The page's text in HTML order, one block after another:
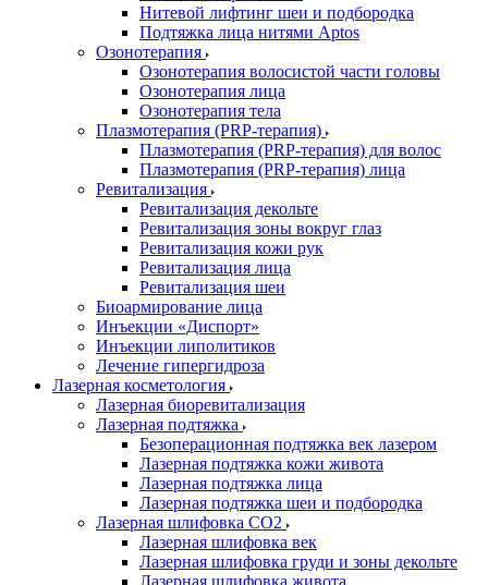
Нитевой лифтинг шеи и подбородка
Подтяжка лица нитями Aptos
Озонотерапия
Озонотерапия волосистой части головы
Озонотерапия лица
Озонотерапия тела
Плазмотерапия (PRP-терапия)
Плазмотерапия (PRP-терапия) для волос
Плазмотерапия (PRP-терапия) лица
Ревитализация
Ревитализация декольте
Ревитализация зоны вокруг глаз
Ревитализация кожи рук
Ревитализация лица
Ревитализация шеи
Биоармирование лица
Инъекции «Диспорт»
Инъекции липолитиков
Лечение гипергидроза
Лазерная косметология
Лазерная биоревитализация
Лазерная подтяжка
Безоперационная подтяжка век лазером
Лазерная подтяжка кожи живота
Лазерная подтяжка лица
Лазерная подтяжка шеи и подбородка
Лазерная шлифовка CO2
Лазерная шлифовка век
Лазерная шлифовка груди и зоны декольте
Лазерная шлифовка живота